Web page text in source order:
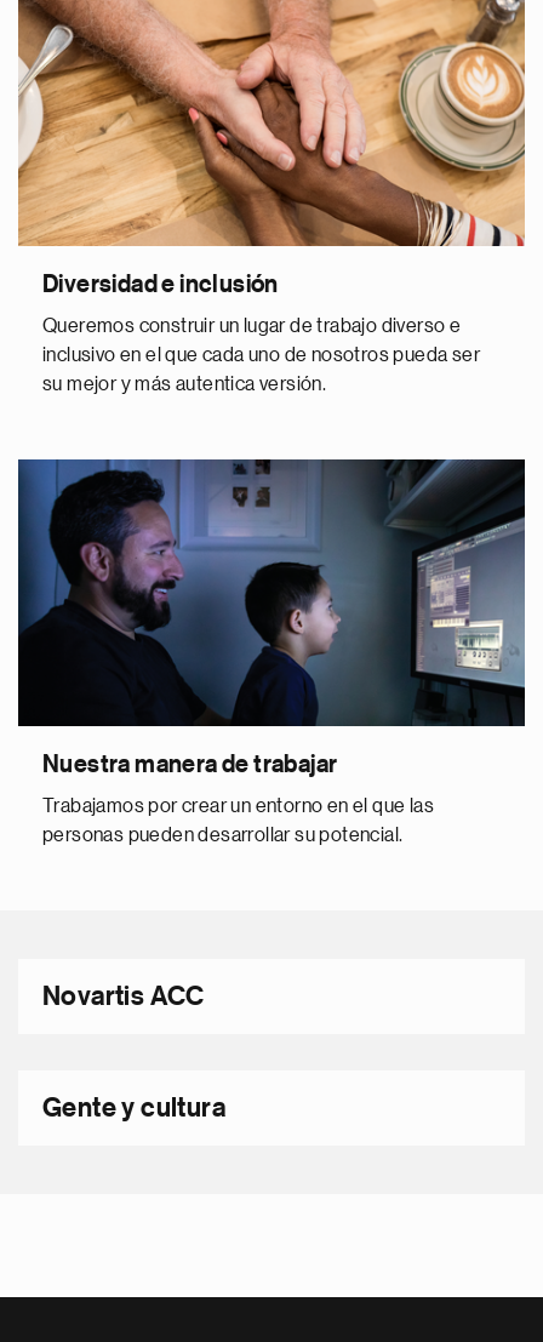
Diversidad e inclusión
Queremos construir un lugar de trabajo diverso e
inclusivo en el que cada uno de nosotros pueda ser
su mejor y más autentica versión.
Nuestra manera de trabajar
Trabajamos por crear un entorno en el que las
personas pueden desarrollar su potencial.
Novartis ACC
Gente y cultura